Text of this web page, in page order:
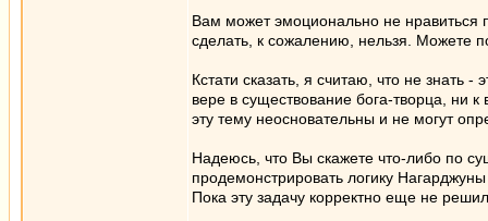
Вам может эмоционально не нравиться
сделать, к сожалению, нельзя. Можете
Кстати сказать, я считаю, что не знать
вере в существование бога-творца, ни
эту тему неосновательны и не могут
Надеюсь, что Вы скажете что-либо по
продемонстрировать логику
Пока эту задачу корректно еще не